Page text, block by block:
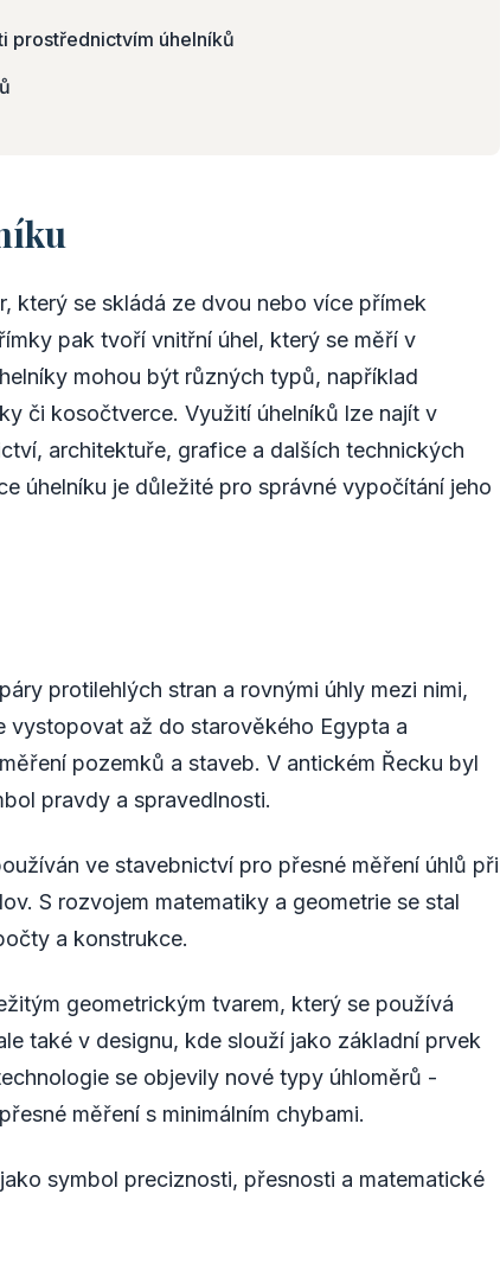
prostřednictvím úhelníků
který se skládá ze dvou nebo více přímek
pak tvoří vnitřní úhel, který se měří v
mohou být různých typů, například
či kosočtverce. Využití úhelníků lze najít v
architektuře, grafice a dalších technických
úhelníku je důležité pro správné vypočítání jeho
protilehlých stran a rovnými úhly mezi nimi,
vystopovat až do starověkého Egypta a
pozemků a staveb. V antickém Řecku byl
pravdy a spravedlnosti.
ve stavebnictví pro přesné měření úhlů při
S rozvojem matematiky a geometrie se stal
a konstrukce.
geometrickým tvarem, který se používá
také v designu, kde slouží jako základní prvek
se objevily nové typy úhloměrů -
měření s minimálním chybami.
symbol preciznosti, přesnosti a matematické